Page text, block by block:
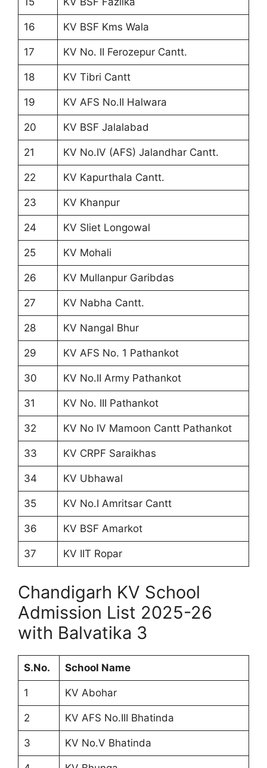
16 KV BSF Kms Wala
17 KV No. II Ferozepur Cantt.
18 KV Tibri Cantt
19 KV AFS No.II Halwara
20 KV BSF Jalalabad
21 KV No.IV (AFS) Jalandhar Cantt.
22 KV Kapurthala Cantt.
23 KV Khanpur
24 KV Sliet Longowal
25 KV Mohali
26 KV Mullanpur Garibdas
27 KV Nabha Cantt.
28 KV Nangal Bhur
29 KV AFS No. 1 Pathankot
30 KV No.II Army Pathankot
31 KV No. III Pathankot
32 KV No IV Mamoon Cantt Pathankot
33 KV CRPF Saraikhas
34 KV Ubhawal
35 KV No.I Amritsar Cantt
36 KV BSF Amarkot
37 KV IIT Ropar
Chandigarh KV School
Admission List 2025-26
with Balvatika 3
S.No. School Name
1 KV Abohar
2 KV AFS No.III Bhatinda
3 KV No.V Bhatinda